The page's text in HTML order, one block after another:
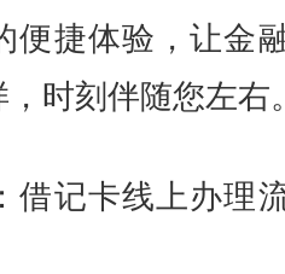
便捷体验，让金
时刻伴随您左右
记卡线上办理